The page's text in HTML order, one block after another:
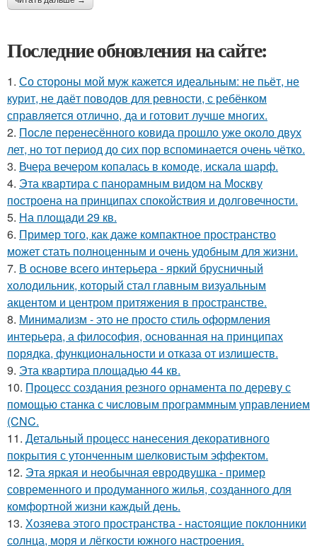
Последние обновления на сайте:
1. Со стороны мой муж кажется идеальным: не пьёт, не
курит, не даёт поводов для ревности, с ребёнком
справляется отлично, да и готовит лучше многих.
2. После перенесённого ковида прошло уже около двух
лет, но тот период до сих пор вспоминается очень чётко.
3. Вчера вечером копалась в комоде, искала шарф.
4. Эта квартира с панорамным видом на Москву
построена на принципах спокойствия и долговечности.
5. На площади 29 кв.
6. Пример того, как даже компактное пространство
может стать полноценным и очень удобным для жизни.
7. В основе всего интерьера - яркий брусничный
холодильник, который стал главным визуальным
акцентом и центром притяжения в пространстве.
8. Минимализм - это не просто стиль оформления
интерьера, а философия, основанная на принципах
порядка, функциональности и отказа от излишеств.
9. Эта квартира площадью 44 кв.
10. Процесс создания резного орнамента по дереву с
помощью станка с числовым программным управлением
(CNC.
11. Детальный процесс нанесения декоративного
покрытия с утонченным шелковистым эффектом.
12. Эта яркая и необычная евродвушка - пример
современного и продуманного жилья, созданного для
комфортной жизни каждый день.
13. Хозяева этого пространства - настоящие поклонники
солнца, моря и лёгкости южного настроения.